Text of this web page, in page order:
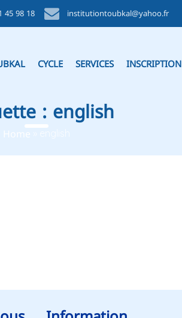
45 98 18 institutiontoubkal@yahoo.fr
CYCLE SERVICES INSCRIPTION
: english
Home